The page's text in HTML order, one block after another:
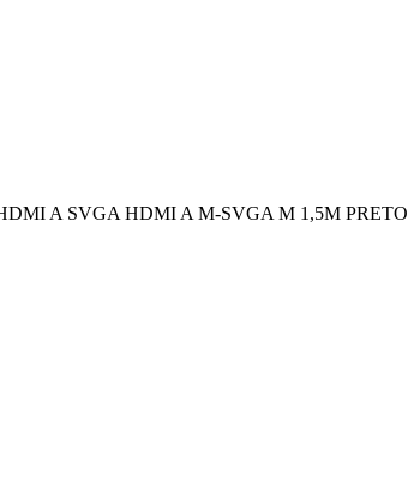
A SVGA HDMI A M-SVGA M 1,5M PRETO